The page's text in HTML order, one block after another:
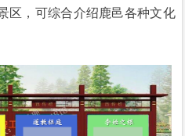
区，可综合介绍鹿邑各种文化